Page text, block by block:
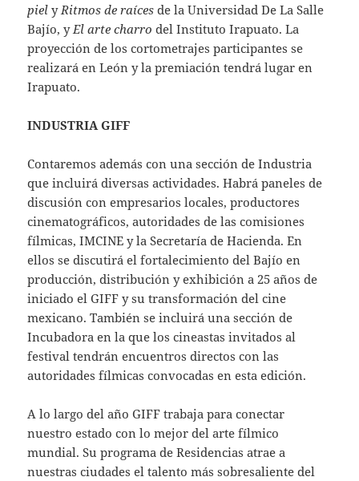
piel y Ritmos de raíces de la Universidad De La Salle
Bajío, y El arte charro del Instituto Irapuato. La
proyección de los cortometrajes participantes se
realizará en León y la premiación tendrá lugar en
Irapuato.
INDUSTRIA GIFF
Contaremos además con una sección de Industria
que incluirá diversas actividades. Habrá paneles de
discusión con empresarios locales, productores
cinematográficos, autoridades de las comisiones
fílmicas, IMCINE y la Secretaría de Hacienda. En
ellos se discutirá el fortalecimiento del Bajío en
producción, distribución y exhibición a 25 años de
iniciado el GIFF y su transformación del cine
mexicano. También se incluirá una sección de
Incubadora en la que los cineastas invitados al
festival tendrán encuentros directos con las
autoridades fílmicas convocadas en esta edición.
A lo largo del año GIFF trabaja para conectar
nuestro estado con lo mejor del arte fílmico
mundial. Su programa de Residencias atrae a
nuestras ciudades el talento más sobresaliente del